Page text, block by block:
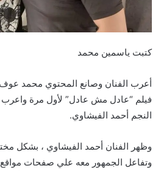
كتبت ياسمين محمد
أعرب الفنان وصانع المحتوي محمد
فيلم “عادل مش عادل” لأول مرة واعرب
النجم أحمد الفيشاوي.
وظهر الفنان أحمد الفيشاوي ، بشكل
وتفاعل الجمهور معه علي صفحات مواقع